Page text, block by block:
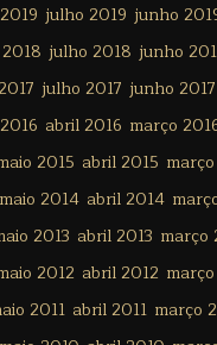
julho 2019 junho
julho 2018 junho
julho 2017 junho 2017
abril 2016 março
2015 abril 2015
maio 2014 abril 2014
2013 abril 2013 março
2012 abril 2012
2011 abril 2011 março